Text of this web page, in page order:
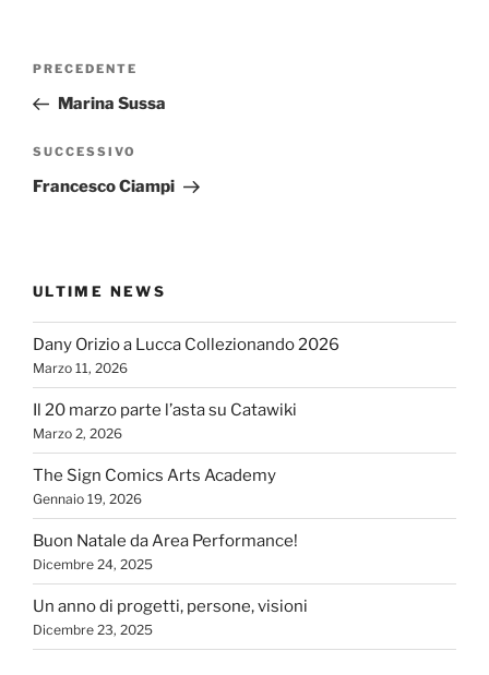
Navigazione
Articolo
precedente:
PRECEDENTE
Marina Sussa
Articolo
successivo
SUCCESSIVO
Francesco Ciampi
ULTIME NEWS
Dany Orizio a Lucca Collezionando 2026
Marzo 11, 2026
Il 20 marzo parte l’asta su Catawiki
Marzo 2, 2026
The Sign Comics Arts Academy
Gennaio 19, 2026
Buon Natale da Area Performance!
Dicembre 24, 2025
Un anno di progetti, persone, visioni
Dicembre 23, 2025